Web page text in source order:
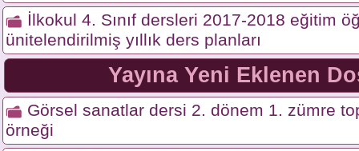
İlkokul 4. Sınıf dersleri 2017-2018 eğitim
ünitelendirilmiş yıllık ders planları
Yayına Yeni Eklenen
Görsel sanatlar dersi 2. dönem 1. zümre
örneği